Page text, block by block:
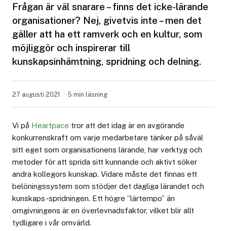
Frågan är väl snarare – finns det icke-lärande
organisationer? Nej, givetvis inte – men det
gäller att ha ett ramverk och en kultur, som
möjliggör och inspirerar till
kunskapsinhämtning, spridning och delning.
27 augusti 2021 5 min läsning
Vi på Heartpace tror att det idag är en avgörande
konkurrenskraft om varje medarbetare tänker på såväl
sitt eget som organisationens lärande, har verktyg och
metoder för att sprida sitt kunnande och aktivt söker
andra kollegors kunskap. Vidare måste det finnas ett
belöningssystem som stödjer det dagliga lärandet och
kunskaps-spridningen. Ett högre ”lärtempo” än
omgivningens är en överlevnadsfaktor, vilket blir allt
tydligare i vår omvärld.